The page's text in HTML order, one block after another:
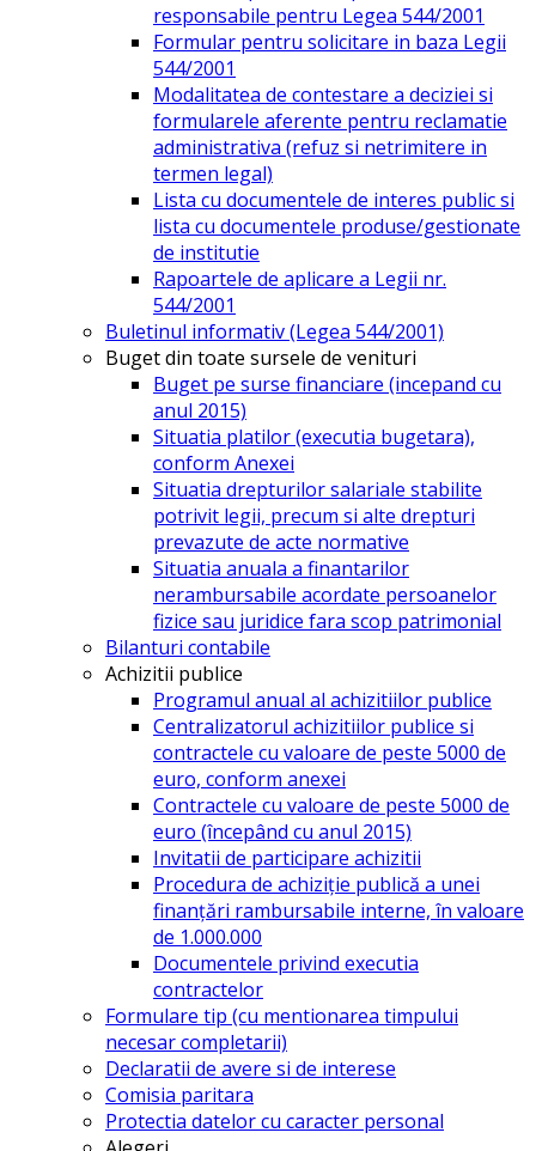
responsabile pentru Legea 544/2001
Formular pentru solicitare in baza Legii
544/2001
Modalitatea de contestare a deciziei si
formularele aferente pentru reclamatie
administrativa (refuz si netrimitere in
termen legal)
Lista cu documentele de interes public si
lista cu documentele produse/gestionate
de institutie
Rapoartele de aplicare a Legii nr.
544/2001
Buletinul informativ (Legea 544/2001)
Buget din toate sursele de venituri
Buget pe surse financiare (incepand cu
anul 2015)
Situatia platilor (executia bugetara),
conform Anexei
Situatia drepturilor salariale stabilite
potrivit legii, precum si alte drepturi
prevazute de acte normative
Situatia anuala a finantarilor
nerambursabile acordate persoanelor
fizice sau juridice fara scop patrimonial
Bilanturi contabile
Achizitii publice
Programul anual al achizitiilor publice
Centralizatorul achizitiilor publice si
contractele cu valoare de peste 5000 de
euro, conform anexei
Contractele cu valoare de peste 5000 de
euro (începând cu anul 2015)
Invitatii de participare achizitii
Procedura de achiziție publică a unei
finanțări rambursabile interne, în valoare
de 1.000.000
Documentele privind executia
contractelor
Formulare tip (cu mentionarea timpului
necesar completarii)
Declaratii de avere si de interese
Comisia paritara
Protectia datelor cu caracter personal